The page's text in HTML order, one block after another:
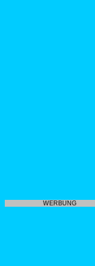
WERBUNG